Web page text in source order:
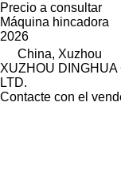
Precio a consultar
Máquina hincadora
2026
China, Xuzhou
XUZHOU
LTD.
Contacte con el